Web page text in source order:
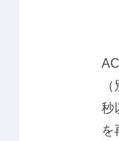
秒
を